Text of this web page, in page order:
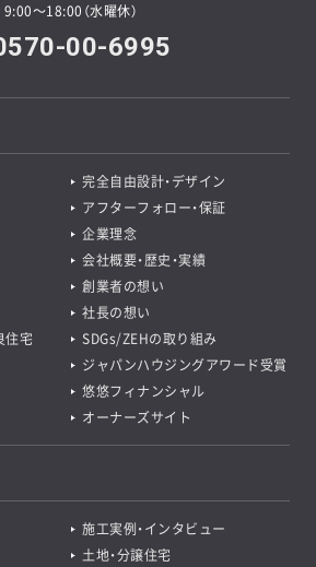
会員限定プランも見たい!
レミアム会員登録をする
9:00～18:00（水曜休）
00-6995
完全自由設計・デザイン
住宅
アフターフォロー・保証
企業理念
会社概要・歴史・実績
創業者の想い
社長の想い
SDGs/ZEHの取り組み
ジャパンハウジングアワード受賞
悠悠フィナンシャル
オーナーズサイト
施工実例・インタビュー
土地・分譲住宅